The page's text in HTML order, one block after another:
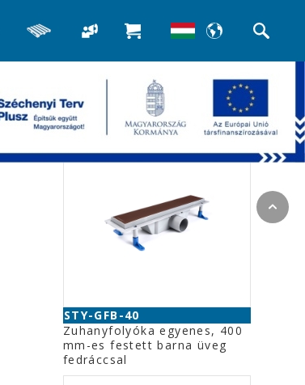
>>Beltéri folyókák
Kapcsolódó termékek
STY-GFB-40
Zuhanyfolyóka egyenes, 400
mm-es festett barna üveg
fedráccsal